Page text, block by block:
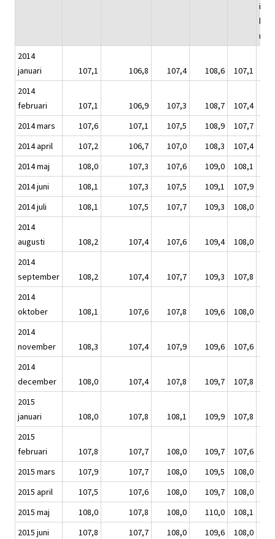
2014
januari
107,1 106,8 107,4 108,6 107,1
2014
februari
107,1 106,9 107,3 108,7 107,4
2014 mars
107,6 107,1 107,5 108,9 107,7
2014 april
107,2 106,7 107,0 108,3 107,4
2014 maj
108,0 107,3 107,6 109,0 108,1
2014 juni
108,1 107,3 107,5 109,1 107,9
2014 juli
108,1 107,5 107,7 109,3 108,0
2014
augusti
108,2 107,4 107,6 109,4 108,0
2014
september
108,2 107,4 107,7 109,3 107,8
2014
oktober
108,1 107,6 107,8 109,6 108,0
2014
november
108,3 107,4 107,9 109,6 107,6
2014
december
108,0 107,4 107,8 109,7 107,8
2015
januari
108,0 107,8 108,1 109,9 107,8
2015
februari
107,8 107,7 108,0 109,7 107,6
2015 mars
107,9 107,7 108,0 109,5 108,0
2015 april
107,5 107,6 108,0 109,7 108,0
2015 maj
108,0 107,8 108,0 110,0 108,1
2015 juni
107,8 107,7 108,0 109,6 108,0